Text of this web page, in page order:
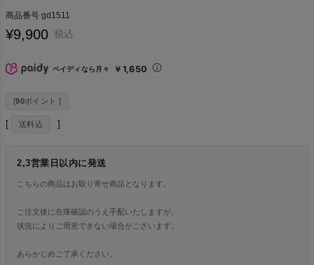
商品番号 gd1511
¥9,900 税込
ペイディなら月々 ￥1,650
[90ポイント ]
送料込
2,3営業日以内に発送
こちらの商品はお取り寄せ商品となります。
ご注文後に在庫確認のうえ手配いたしますが、
状況によりご用意できない場合がございます。
あらかじめご了承ください。